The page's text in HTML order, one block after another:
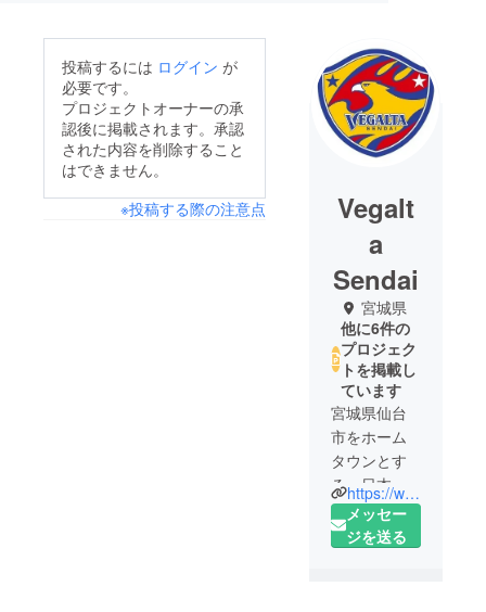
投稿するには ログイン が
必要です。
プロジェクトオーナーの承
認後に掲載されます。承認
された内容を削除すること
はできません。
※投稿する際の注意点
Vegalt
a
Sendai
宮城県
他に6件の
プロジェク
トを掲載し
ています
宮城県仙台
市をホーム
タウンとす
る、日本プ
ロサッカー
リーグ（J
https://www.vegalta.co.jp/
メッセー
ジを送る